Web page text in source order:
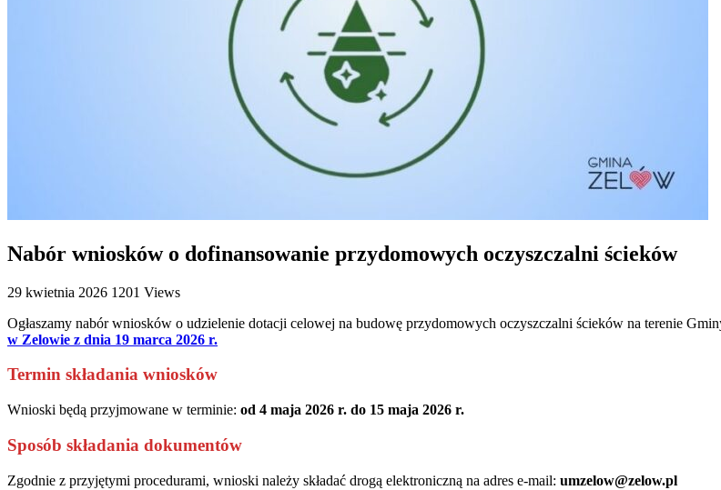
Nabór wniosków o dofinansowanie przydomowych oczyszczalni ścieków
29 kwietnia 2026 1201 Views
Ogłaszamy nabór wniosków o udzielenie dotacji celowej na budowę przydomowych oczyszczalni ścieków na terenie
w Zelowie z dnia 19 marca 2026 r.
Termin składania wniosków
Wnioski będą przyjmowane w terminie: od 4 maja 2026 r. do 15 maja 2026 r.
Sposób składania dokumentów
Zgodnie z przyjętymi procedurami, wnioski należy składać drogą elektroniczną na adres e-mail: umzelow@zelow.pl